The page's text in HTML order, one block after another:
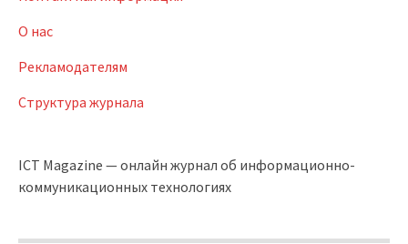
О нас
Рекламодателям
Структура журнала
ICT Magazine — онлайн журнал об информационно-
коммуникационных технологиях